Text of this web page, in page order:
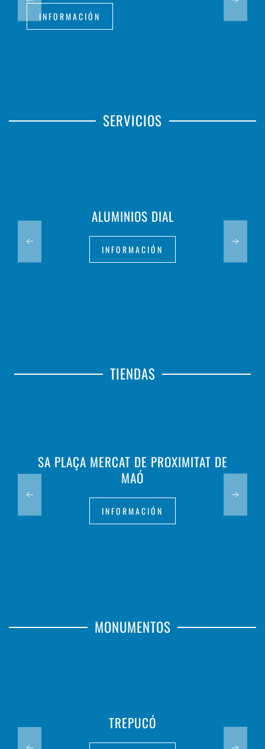
INFORMACIÓN
SERVICIOS
ALUMINIOS DIAL
INFORMACIÓN
TIENDAS
SA PLAÇA MERCAT DE PROXIMITAT DE
MAÓ
INFORMACIÓN
MONUMENTOS
TREPUCÓ